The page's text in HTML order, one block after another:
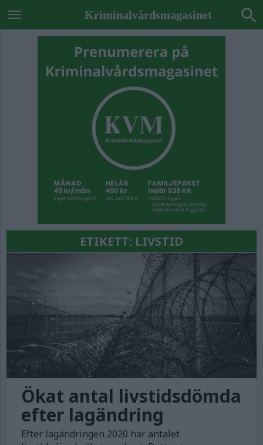
Kriminalvårdsmagasinet
ETIKETT: LIVSTID
Ökat antal livstidsdömda
efter lagändring
Efter lagändringen 2020 har antalet